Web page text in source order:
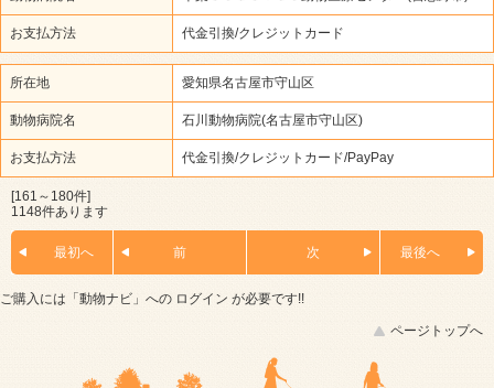
お支払方法 代金引換/クレジットカード
所在地 愛知県名古屋市守山区
動物病院名 石川動物病院(名古屋市守山区)
お支払方法 代金引換/クレジットカード/PayPay
[161～180件]
1148件あります
最初へ 前 次 最後へ
ご購入には「動物ナビ」への ログイン が必要です!!
ページトップへ